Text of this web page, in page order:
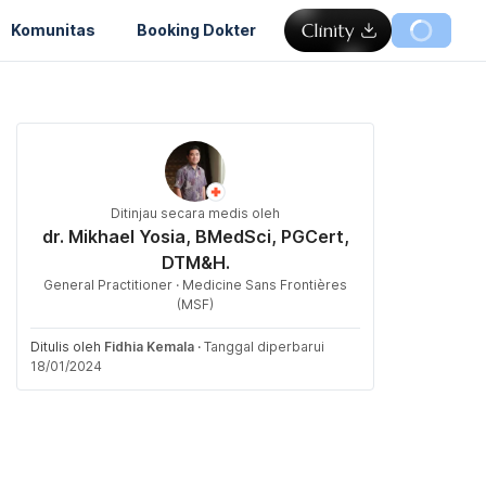
Komunitas Booking Dokter
Ditinjau secara medis oleh
dr. Mikhael Yosia, BMedSci, PGCert,
DTM&H.
General Practitioner · Medicine Sans Frontières
(MSF)
Ditulis oleh Fidhia Kemala · Tanggal diperbarui
18/01/2024